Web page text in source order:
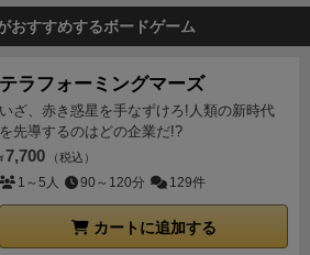
イスを送り届けた場所が多ければ多い
利点も高くなるので，行った事が無い町
燃料が足りない等の理由から★ボーナス
いタイミングもあり悩ましい。送り届け
えるほど加速度的に勝利点が伸びます
さんを乗せる時は・飛行機に何人までダ
何目盛給油するか・何のゲート効果を狙
トからどのダイスをピックアップするの
ーブをゲット出来れば飛行機を改良でき
すると効率が良いのか・・・など。
取られて崩れていくという・・・。
インタラクションも楽しいんですよね
ろ】
ョンは簡単なのに、選択肢は多くとても
ートの可能性があり、そこにダイスとキ
組み合わせる一種のパズルのよう。
おすすめするボードゲーム
テラフォーミングマーズ
いざ、赤き惑星を手なずけろ!人類の新時代
を先導するのはどの企業だ!?
¥ 7,700 （税込）
1～5人 90～120分 129件
カートに追加する